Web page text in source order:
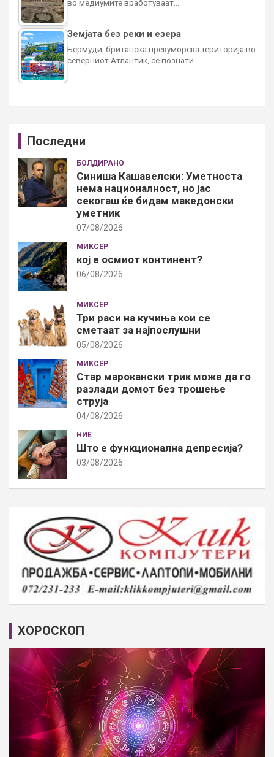
во медиумите вработуваат…
Земјата без реки и езера
Бермуди, британска прекуморска територија во
северниот Атлантик, се познати…
Последни
БОЛДИРАНО
Синиша Кашавелски: Уметноста
нема националност, но јас
секогаш ќе бидам македонски
уметник
07/08/2026
МИКСЕР
кој е осмиот континент?
06/08/2026
МИКСЕР
Три раси на кучиња кои се
сметаат за најпослушни
05/08/2026
МИКСЕР
Стар марокански трик може да го
разлади домот без трошење
струја
04/08/2026
НИЕ
Што е функционална депресија?
03/08/2026
ХОРОСКОП